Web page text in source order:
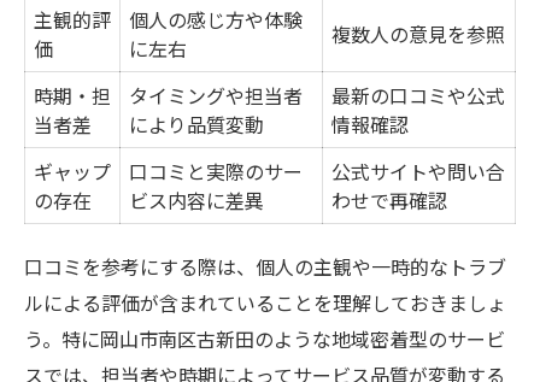
主観的評
価
個人の感じ方や体験
に左右
複数人の意見を参照
時期・担
当者差
タイミングや担当者
により品質変動
最新の口コミや公式
情報確認
ギャップ
の存在
口コミと実際のサー
ビス内容に差異
公式サイトや問い合
わせで再確認
口コミを参考にする際は、個人の主観や一時的なトラブ
ルによる評価が含まれていることを理解しておきましょ
う。特に岡山市南区古新田のような地域密着型のサービ
スでは、担当者や時期によってサービス品質が変動する